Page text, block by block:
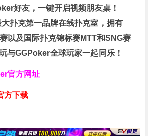
好友，一键开启视频朋友桌！
扑克第一品牌在线扑克室，拥有
以及国际扑克锦标赛MTT和SNG赛
与GGPoker全球玩家一起同乐！
官方网址
方下载